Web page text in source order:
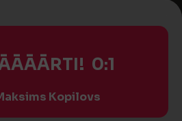
0:1
Kopilovs